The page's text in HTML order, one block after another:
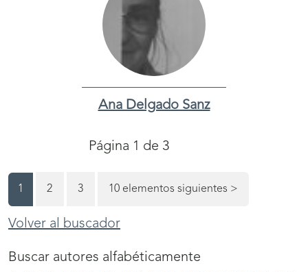
Ana Delgado Sanz
Navegación
la
paginación
Página 1 de 3
Página
1
(actual)
Página
2 Página
3 10 elementos siguientes >
Volver al buscador
Buscar autores alfabéticamente